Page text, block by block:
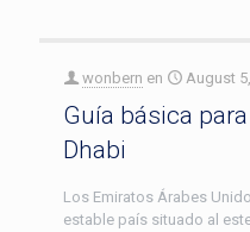
wonbern en August
Guía básica
Dhabi
Los Emiratos Árabes
estable país situado al